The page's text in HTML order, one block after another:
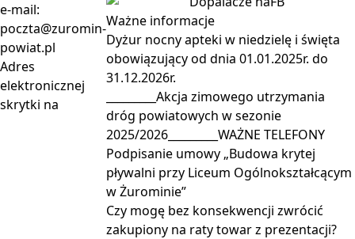
Ważne informacje
Dyżur nocny apteki w niedzielę i święta
obowiązujący od dnia 01.01.2025r. do
31.12.2026r.
_________Akcja zimowego utrzymania
dróg powiatowych w sezonie
2025/2026_________WAŻNE TELEFONY
Podpisanie umowy „Budowa krytej
pływalni przy Liceum Ogólnokształcącym
w Żurominie”
Czy mogę bez konsekwencji zwrócić
zakupiony na raty towar z prezentacji?
e-mail:
poczta@zuromin-
powiat.pl
Adres
elektronicznej
skrytki na